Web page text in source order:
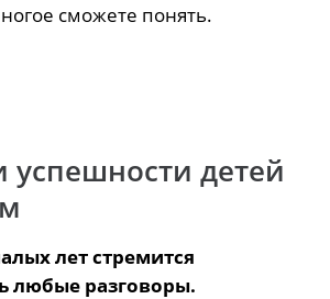
сможете понять.
успешности детей
лет стремится
любые разговоры.